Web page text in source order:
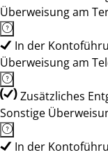
Überweisung am
In der
Überweisung am
Zusätzliches
Sonstige
In der